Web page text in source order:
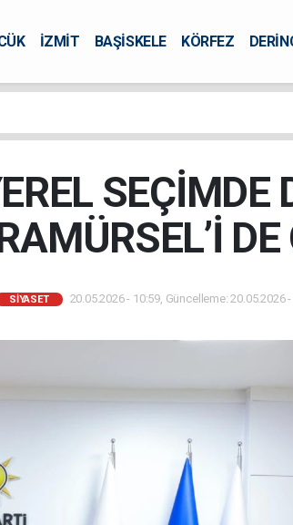
İZMİT BAŞİSKELE KÖRFEZ
SEÇİMDE
SİYASET 20.05.2026 - 10:59, Güncelleme: 20.05.2026